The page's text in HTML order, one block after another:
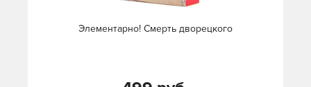
Элементарно! Смерть дворецкого